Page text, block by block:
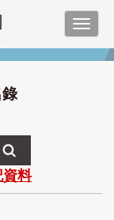
資料